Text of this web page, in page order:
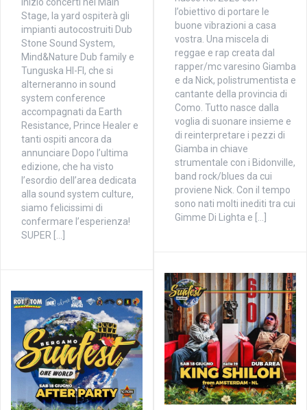
Stage, la yard ospiterà gli
impianti autocostruiti Dub
Stone Sound System,
Mind&Nature Dub family e
Tunguska HI-FI, che si
alterneranno in sound
system conference
accompagnati da Earth
Resistance, Prince Healer e
tanti ospiti ancora da
annunciare Dopo l’ultima
edizione, che ha visto
l’esordio dell’area dedicata
alla sound system culture,
siamo felicissimi di
confermare l’esperienza!
SUPER […]
l’obiettivo di portare le
buone vibrazioni a casa
vostra. Una miscela di
reggae e rap creata dal
rapper/mc varesino Giamba
e da Nick, polistrumentista e
cantante della provincia di
Como. Tutto nasce dalla
voglia di suonare insieme e
di reinterpretare i pezzi di
Giamba in chiave
strumentale con i Bidonville,
band rock/blues da cui
proviene Nick. Con il tempo
sono nati molti inediti tra cui
Gimme Di Lighta e […]